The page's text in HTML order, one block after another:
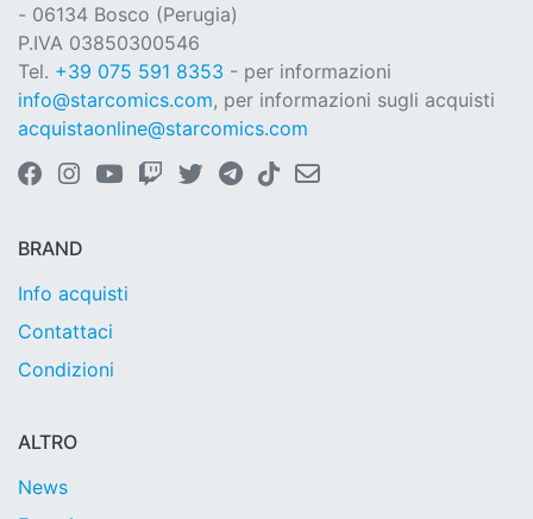
- 06134 Bosco (Perugia)
P.IVA 03850300546
Tel. +39 075 591 8353 - per informazioni
info@starcomics.com, per informazioni sugli acquisti
acquistaonline@starcomics.com
BRAND
Info acquisti
Contattaci
Condizioni
ALTRO
News